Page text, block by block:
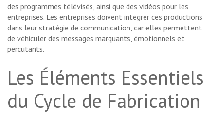
des programmes télévisés, ainsi que des vidéos pour les
entreprises. Les entreprises doivent intégrer ces productions
dans leur stratégie de communication, car elles permettent
de véhiculer des messages marquants, émotionnels et
percutants.
Les Éléments Essentiels
du Cycle de Fabrication